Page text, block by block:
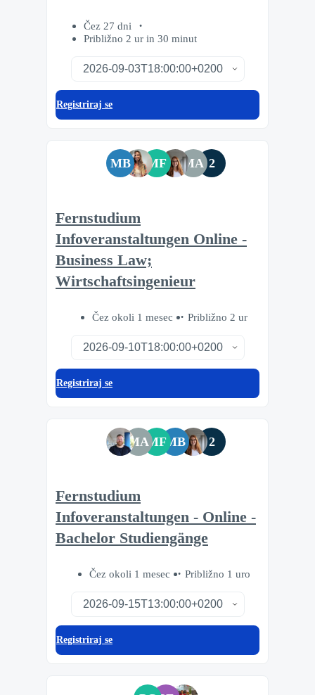
Čez 27 dni
Približno 2 ur in 30 minut
Registriraj se
MB MF MA 2
Fernstudium
Infoveranstaltungen Online -
Business Law;
Wirtschaftsingenieur
Čez okoli 1 mesec Približno 2 ur
Registriraj se
MAMFMB 2
Fernstudium
Infoveranstaltungen - Online -
Bachelor Studiengänge
Čez okoli 1 mesec Približno 1 uro
Registriraj se